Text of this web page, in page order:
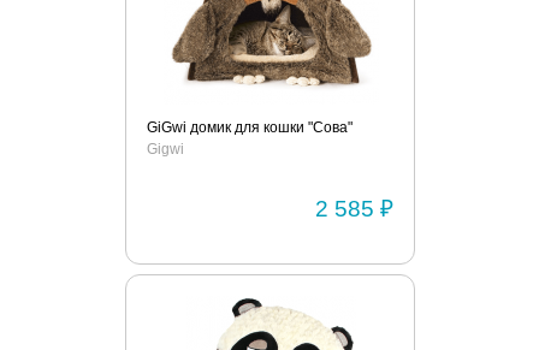
GiGwi домик для кошки "Сова"
Gigwi
2 585 ₽